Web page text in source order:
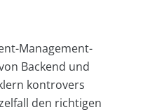
Management-
Backend und
kontrovers
den richtigen